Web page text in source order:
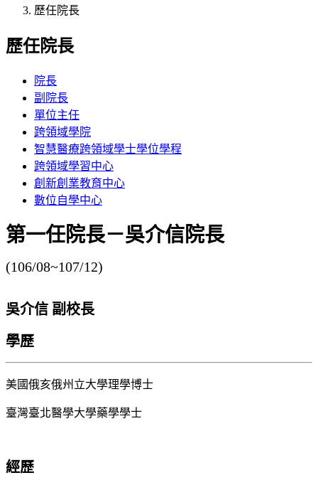
歷任院長
歷任院長
院長
副院長
單位主任
跨領域學院
智慧醫療跨領域學士學位學程
跨領域學習中心
創新創業教育中心
數位自學中心
第一任院長－吳介信院長
(106/08~107/12)
吳介信 副校長
學歷
美國俄亥俄州立大學理學博士
臺灣臺北醫學大學藥學學士
經歷